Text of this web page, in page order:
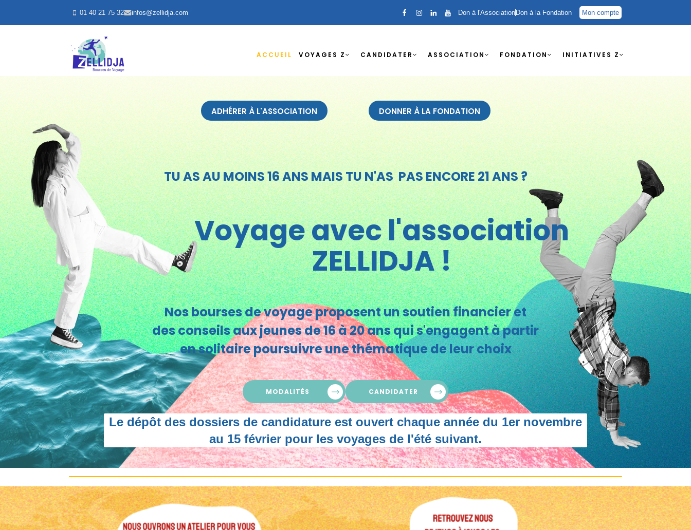
01 40 21 75 32 infos@zellidja.com Don à l'Association Don à la Fondation Mon compte
ACCUEIL VOYAGES Z CANDIDATER ASSOCIATION FONDATION INITIATIVES Z
ADHÉRER À L'ASSOCIATION DONNER À LA FONDATION
TU AS AU MOINS 16 ANS MAIS TU N'AS PAS ENCORE 21 ANS ?
Voyage avec l'association
ZELLIDJA !
Nos bourses de voyage proposent un soutien financier et
des conseils aux jeunes de 16 à 20 ans qui s'engagent à partir
en solitaire poursuivre une thématique de leur choix
MODALITÉS CANDIDATER
Le dépôt des dossiers de candidature est ouvert chaque année du 1er novembre
au 15 février pour les voyages de l'été suivant.